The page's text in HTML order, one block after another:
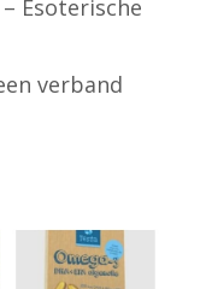
Esoterische
verband